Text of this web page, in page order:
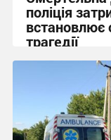
поліція
встановлює
трагедії